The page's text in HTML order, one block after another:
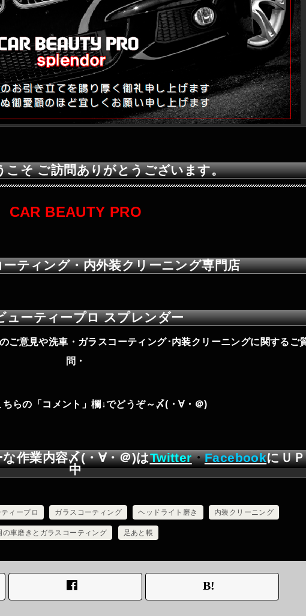
こそ ご訪問ありがとうございます。
CAR BEAUTY PRO
ティング・内外装クリーニング専門店
ューティープロ スプレンダー
ご意見や洗車・ガラスコーティング･内装クリーニングに関するご
問・
らの「コメント 」欄↓でどうぞ～〆(・∀・＠)
作業内容〆(・∀・＠)はTwitter・FacebookにＵＰ
中
ィープロ ガラスコーティング ヘッドライト磨き 内装クリーニング
の車磨きとガラスコーティング 足あと帳